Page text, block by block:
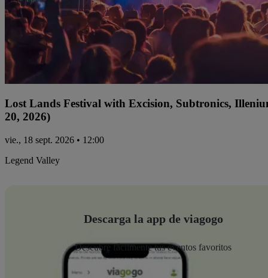
Lost Lands Festival with Excision, Subtronics,
20, 2026)
vie., 18 sept. 2026 • 12:00
Legend Valley
Descarga la app de viagogo
Descubre fácilmente tus eventos favoritos